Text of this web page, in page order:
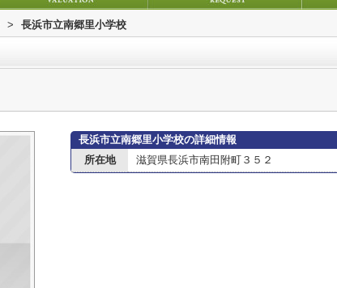
> 長浜市立南郷里小学校
長浜市立南郷里小学校の詳細情報
所在地
滋賀県長浜市南田附町３５２